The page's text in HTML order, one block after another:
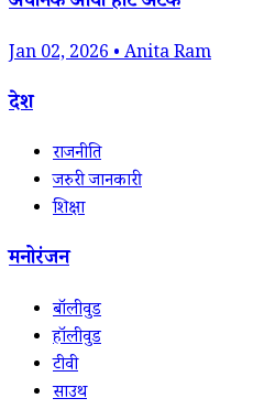
Jan 02, 2026 • Anita Ram
देश
राजनीति
जरुरी जानकारी
शिक्षा
मनोरंजन
बॉलीवुड
हॉलीवुड
टीवी
साउथ